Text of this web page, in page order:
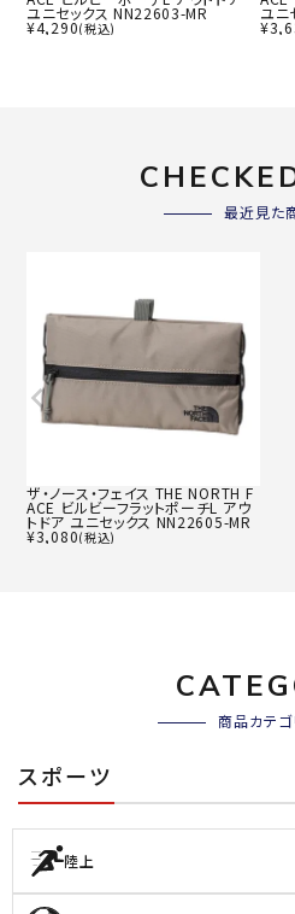
ユニセックス NN22603-MR
¥4,290(税込)
ユニ
¥
最近見た
ザ・ノース・フェイス THE NORTH F
ACE ビルビーフラットポーチL アウ
トドア ユニセックス NN22605-MR
¥3,080(税込)
商品カテゴ
スポーツ
陸上